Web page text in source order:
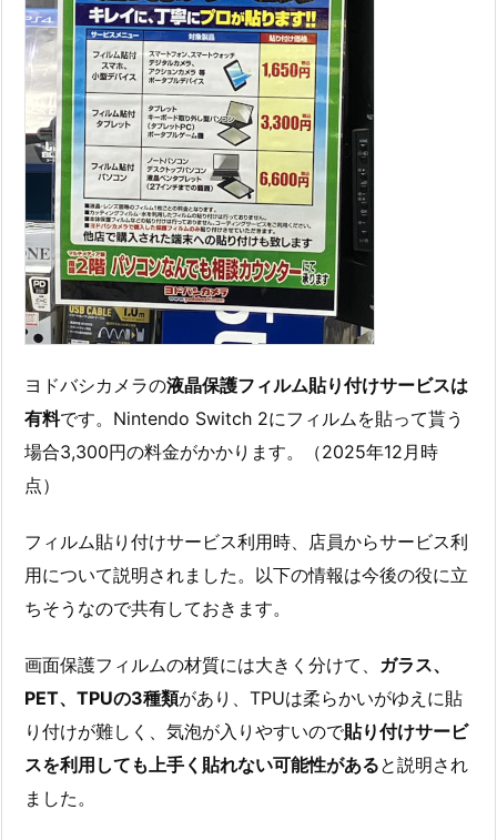
ヨドバシカメラの液晶保護フィルム貼り付けサービスは
有料です。Nintendo Switch 2にフィルムを貼って貰う
場合3,300円の料金がかかります。（2025年12月時
点）
フィルム貼り付けサービス利用時、店員からサービス利
用について説明されました。以下の情報は今後の役に立
ちそうなので共有しておきます。
画面保護フィルムの材質には大きく分けて、 ガラス、
PET、TPUの3種類があり、TPUは柔らかいがゆえに貼
り付けが難しく、気泡が入りやすいので貼り付けサービ
スを利用しても上手く貼れない可能性があると説明され
ました。